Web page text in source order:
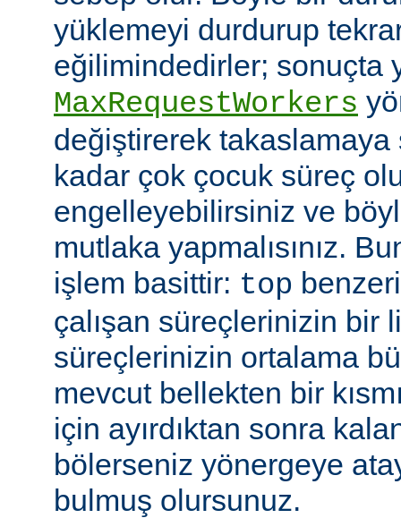
yüklemeyi durdurup
eğilimindedirler; sonuçta
MaxRequestWorkers
değiştirerek
kadar çok çocuk süreç
engelleyebilirsiniz ve
mutlaka yapmalısınız.
işlem basittir: top
çalışan süreçlerinizin bir
süreçlerinizin ortalama
mevcut bellekten bir
için ayırdıktan sonra
bölerseniz yönergeye
bulmuş olursunuz.